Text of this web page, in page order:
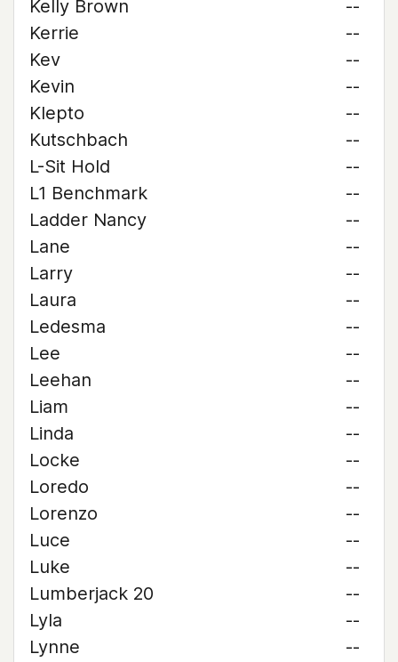
Kelly Brown
--
Kerrie
--
Kev
--
Kevin
--
Klepto
--
Kutschbach
--
L-Sit Hold
--
L1 Benchmark
--
Ladder Nancy
--
Lane
--
Larry
--
Laura
--
Ledesma
--
Lee
--
Leehan
--
Liam
--
Linda
--
Locke
--
Loredo
--
Lorenzo
--
Luce
--
Luke
--
Lumberjack 20
--
Lyla
--
Lynne
--